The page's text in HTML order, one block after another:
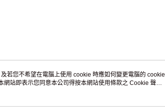
客服資訊
若您不希望在電腦上使用 cookie 時應如何變更電腦的 cookie
網站即表示您同意本公司得按本網站使用條款之 Cookie 聲明